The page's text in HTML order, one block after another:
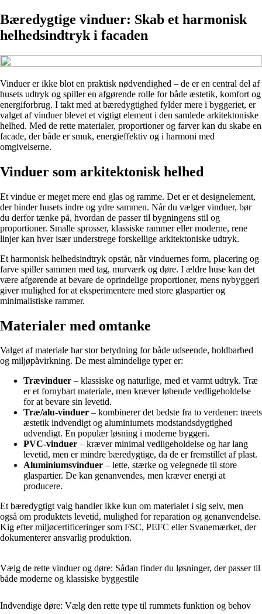
Bæredygtige vinduer: Skab et harmonisk
helhedsindtryk i facaden
Vinduer er ikke blot en praktisk nødvendighed – de er en central del af
husets udtryk og spiller en afgørende rolle for både æstetik, komfort og
energiforbrug. I takt med at bæredygtighed fylder mere i byggeriet, er
valget af vinduer blevet et vigtigt element i den samlede arkitektoniske
helhed. Med de rette materialer, proportioner og farver kan du skabe en
facade, der både er smuk, energieffektiv og i harmoni med
omgivelserne.
Vinduer som arkitektonisk helhed
Et vindue er meget mere end glas og ramme. Det er et designelement,
der binder husets indre og ydre sammen. Når du vælger vinduer, bør
du derfor tænke på, hvordan de passer til bygningens stil og
proportioner. Smalle sprosser, klassiske rammer eller moderne, rene
linjer kan hver især understrege forskellige arkitektoniske udtryk.
Et harmonisk helhedsindtryk opstår, når vinduernes form, placering og
farve spiller sammen med tag, murværk og døre. I ældre huse kan det
være afgørende at bevare de oprindelige proportioner, mens nybyggeri
giver mulighed for at eksperimentere med store glaspartier og
minimalistiske rammer.
Materialer med omtanke
Valget af materiale har stor betydning for både udseende, holdbarhed
og miljøpåvirkning. De mest almindelige typer er:
Trævinduer – klassiske og naturlige, med et varmt udtryk. Træ
er et fornybart materiale, men kræver løbende vedligeholdelse
for at bevare sin levetid.
Træ/alu-vinduer – kombinerer det bedste fra to verdener: træets
æstetik indvendigt og aluminiumets modstandsdygtighed
udvendigt. En populær løsning i moderne byggeri.
PVC-vinduer – kræver minimal vedligeholdelse og har lang
levetid, men er mindre bæredygtige, da de er fremstillet af plast.
Aluminiumsvinduer – lette, stærke og velegnede til store
glaspartier. De kan genanvendes, men kræver energi at
producere.
Et bæredygtigt valg handler ikke kun om materialet i sig selv, men
også om produktets levetid, mulighed for reparation og genanvendelse.
Kig efter miljøcertificeringer som FSC, PEFC eller Svanemærket, der
dokumenterer ansvarlig produktion.
Vælg de rette vinduer og døre: Sådan finder du løsninger, der passer til
både moderne og klassiske byggestile
Indvendige døre: Vælg den rette type til rummets funktion og behov